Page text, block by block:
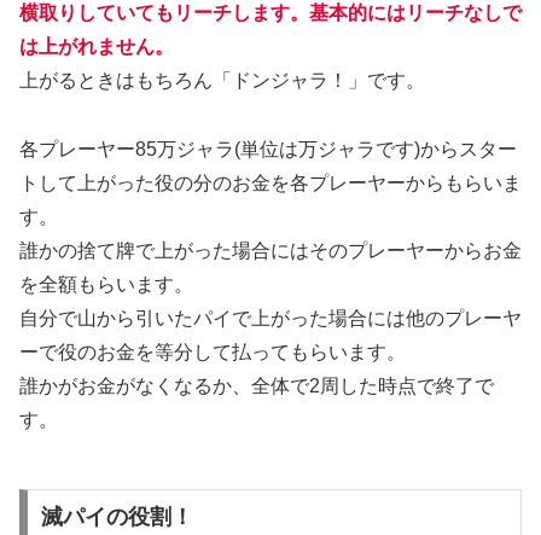
横取りしていてもリーチします。基本的にはリーチなしで
は上がれません。
上がるときはもちろん「ドンジャラ！」です。
各プレーヤー85万ジャラ(単位は万ジャラです)からスター
トして上がった役の分のお金を各プレーヤーからもらいま
す。
誰かの捨て牌で上がった場合にはそのプレーヤーからお金
を全額もらいます。
自分で山から引いたパイで上がった場合には他のプレーヤ
ーで役のお金を等分して払ってもらいます。
誰かがお金がなくなるか、全体で2周した時点で終了で
す。
滅パイの役割！